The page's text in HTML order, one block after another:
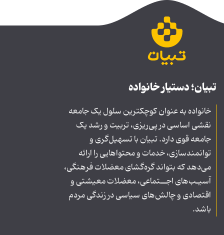
تبیان؛ دستیار خانواده
خانواده به عنوان کوچکترین سلول یک جامعه
نقشی اساسی در پی‌ریزی، تربیت و رشد یک
جامعه قوی دارد. تبیان با تسهیل‌گری و
توانمندسازی، خدمات و محتواهایی را ارائه
می‌دهد که بتواند گره‌گشای معضلات فرهنگی،
آسیـب‌های اجــتماعی، معضلات معیشتی و
اقتصادی و چالش‌های سیاسی در زندگی مردم
باشد.